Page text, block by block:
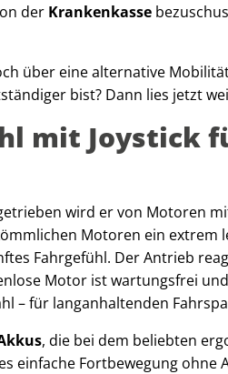
der Krankenkasse
über eine alternative
bist? Dann lies jetzt
mit Joystick
wird er von Motoren
Motoren ein extrem
Fahrgefühl. Der Antrieb
Motor ist wartungsfrei
– für langanhaltenden
, die bei dem beliebten
einfache Fortbewegung ohne